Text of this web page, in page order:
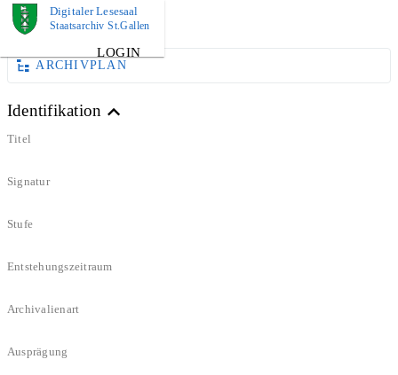
Digitaler Lesesaal
Staatsarchiv St.Gallen
LOGIN
DOKUMENT
ARCHIVPLAN
Identifikation
Titel
Signatur
Stufe
Entstehungszeitraum
Archivalienart
Ausprägung